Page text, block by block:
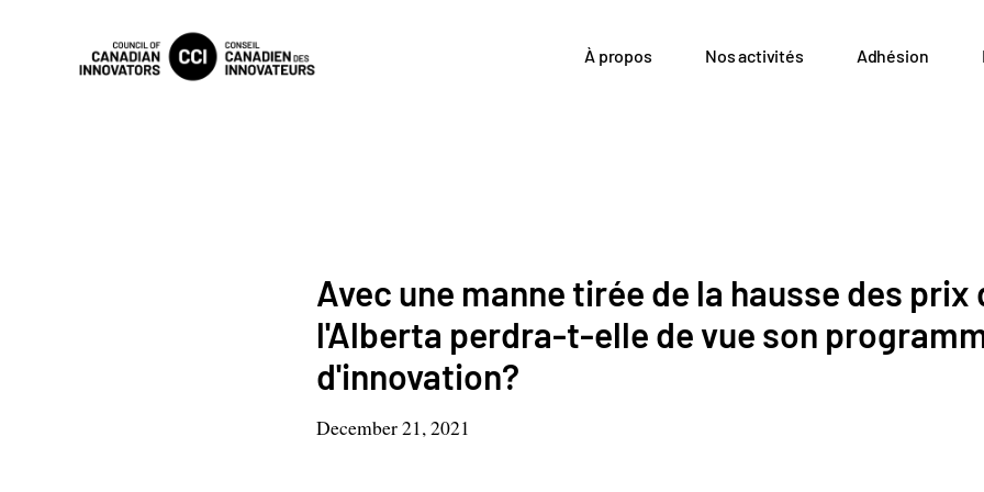
À propos Nos activités Adhésion
Avec une manne tirée de la hausse des
l'Alberta perdra-t-elle de vue son
d'innovation?
December 21, 2021